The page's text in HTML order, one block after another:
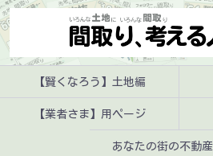
【賢くなろう】土地編
【業者さま】用ページ
あなたの街の不動